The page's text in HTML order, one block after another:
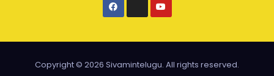
Copyright © 2026 Sivamintelugu. All rights reserved.